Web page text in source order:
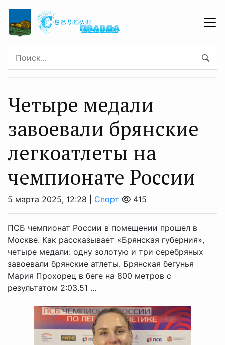
Четыре медали
завоевали брянские
легкоатлеты на
чемпионате России
5 марта 2025, 12:28 | Спорт 415
ПСБ чемпионат России в помещении прошел в
Москве. Как рассказывает «Брянская губерния»,
четыре медали: одну золотую и три серебряных
завоевали брянские атлеты. Брянская бегунья
Мария Прохорец в беге на 800 метров с
результатом 2:03.51 ...